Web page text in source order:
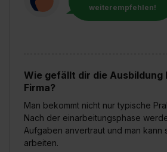
weiterempfehlen!
Wie gefällt dir die Ausbildung
Firma?
Man bekommt nicht nur typische
Nach der einarbeitungsphase
Aufgaben anvertraut und man kann
arbeiten.